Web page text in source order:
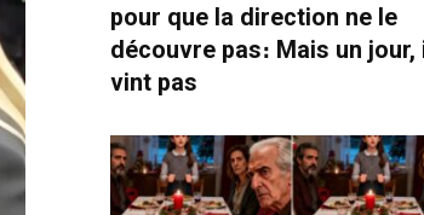
pour que la direction ne le
découvre pas։ Mais un jour,
vint pas